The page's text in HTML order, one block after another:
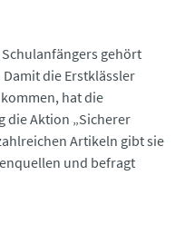
gehört
die Erstklässler
hat die
die Aktion „Sicherer
Artikeln gibt sie
und befragt